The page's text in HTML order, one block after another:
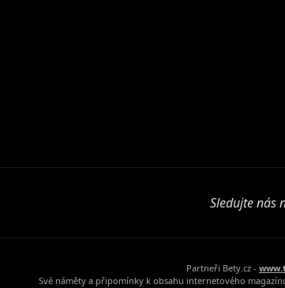
Sledujte nás
Partneři Bety.cz -
Své náměty a připomínky k obsahu internetového